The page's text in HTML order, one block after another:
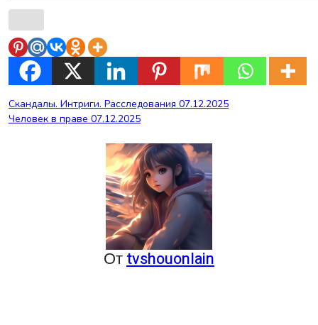
Навигация
по
Скандалы. Интриги. Расследования 07.12.2025
Человек в праве 07.12.2025
Отtvshouonlain